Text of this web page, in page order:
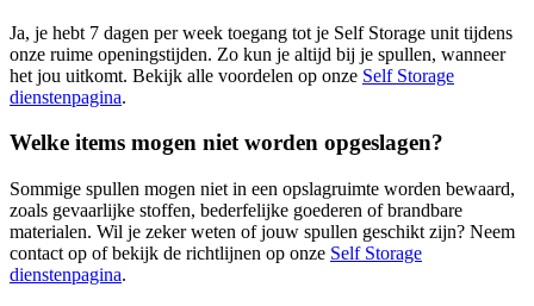
Ja, je hebt 7 dagen per week toegang tot je Self Storage unit tijdens
onze ruime openingstijden. Zo kun je altijd bij je spullen, wanneer
het jou uitkomt. Bekijk alle voordelen op onze Self Storage
dienstenpagina.
Welke items mogen niet worden opgeslagen?
Sommige spullen mogen niet in een opslagruimte worden bewaard,
zoals gevaarlijke stoffen, bederfelijke goederen of brandbare
materialen. Wil je zeker weten of jouw spullen geschikt zijn? Neem
contact op of bekijk de richtlijnen op onze Self Storage
dienstenpagina.